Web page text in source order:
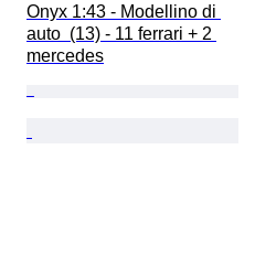
Onyx 1:43 - Modellino di
auto  (13) - 11 ferrari + 2
mercedes